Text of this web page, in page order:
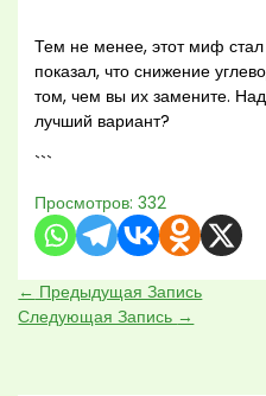
Тем не менее, этот миф
показал, что снижение
том, чем вы их замените.
лучший вариант?
```
Просмотров: 332
← Предыдущая Запись
Следующая Запись →